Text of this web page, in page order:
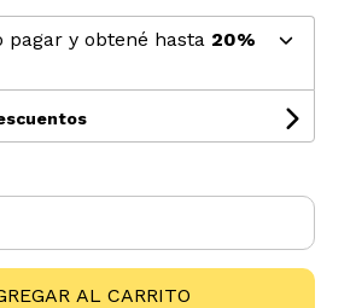
pagar y obtené hasta 20%
AL CARRITO